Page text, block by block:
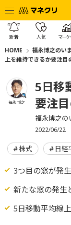
新着 人気 マーケ
HOME 福永博之のい
上を維持できるか要注目
福永 博之
5日移
要注
福永博之の
2022/06/22
株式 日経
3つ目の窓が発
新たな窓の発生
5日移動平均線